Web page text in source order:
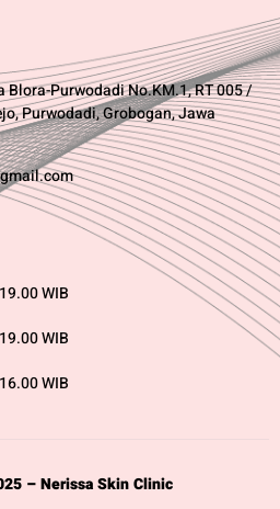
Blora-Purwodadi No.KM.1, RT 005 /
Purwodadi, Grobogan, Jawa
WIB
WIB
WIB
– Nerissa Skin Clinic